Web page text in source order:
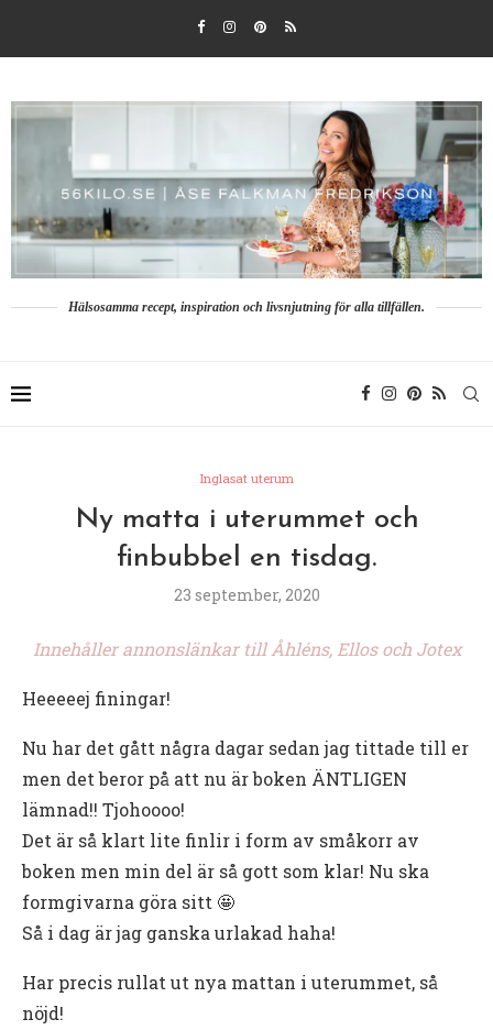
Hälsosamma recept, inspiration och livsnjutning för alla tillfällen.
Inglasat uterum
Ny matta i uterummet och
finbubbel en tisdag.
23 september, 2020
Innehåller annonslänkar till Åhléns, Ellos och Jotex
Heeeeej finingar!
Nu har det gått några dagar sedan jag tittade till er
men det beror på att nu är boken ÄNTLIGEN
lämnad!! Tjohoooo!
Det är så klart lite finlir i form av småkorr av
boken men min del är så gott som klar! Nu ska
formgivarna göra sitt 🤩
Så i dag är jag ganska urlakad haha!
Har precis rullat ut nya mattan i uterummet, så
nöjd!